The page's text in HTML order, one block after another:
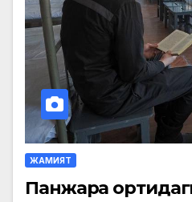
ЖАМИЯТ
Панжара